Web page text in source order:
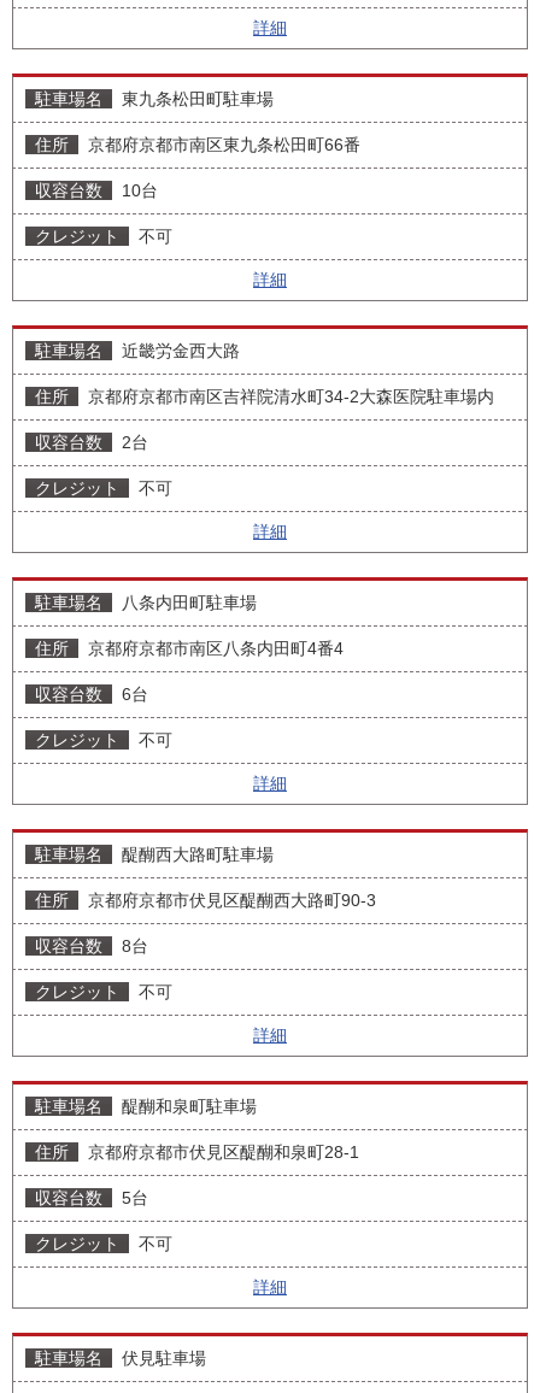
詳細
東九条松田町駐車場
京都府京都市南区東九条松田町66番
10台
不可
詳細
近畿労金西大路
京都府京都市南区吉祥院清水町34-2大森医院駐車場内
2台
不可
詳細
八条内田町駐車場
京都府京都市南区八条内田町4番4
6台
不可
詳細
醍醐西大路町駐車場
京都府京都市伏見区醍醐西大路町90-3
8台
不可
詳細
醍醐和泉町駐車場
京都府京都市伏見区醍醐和泉町28-1
5台
不可
詳細
伏見駐車場